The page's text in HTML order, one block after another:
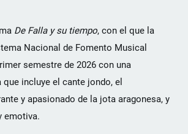
De Falla y su tiempo, con el que la
Nacional de Fomento Musical
semestre de 2026 con una
incluye el cante jondo, el
y apasionado de la jota aragonesa, y
emotiva.